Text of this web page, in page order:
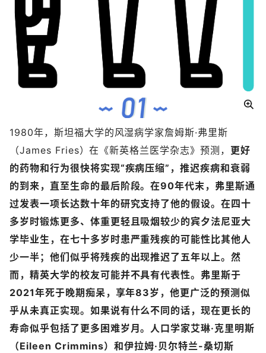
1980年，斯坦福大学的风湿病学家詹姆斯·弗里斯
（James Fries）在《新英格兰医学杂志》预测， 更好
的药物和行为很快将实现“疾病压缩”，推迟疾病和衰弱
的到来，直至生命的最后阶段。在90年代末，弗里斯通
过发表一项长达数十年的研究支持了他的假设。在四十
多岁时锻炼更多、体重更轻且吸烟较少的宾夕法尼亚大
学毕业生，在七十多岁时患严重残疾的可能性比其他人
少一半；他们似乎将残疾的出现推迟了五年以上。然
而，精英大学的校友可能并不具有代表性。弗里斯于
2021年死于晚期痴呆，享年83岁，他更广泛的预测似
乎从未真正实现。 如果说有什么不同的话，现在更长的
寿命似乎包括了更多困难岁月。人口学家艾琳·克里明斯
（Eileen Crimmins）和伊拉姆·贝尔特兰-桑切斯